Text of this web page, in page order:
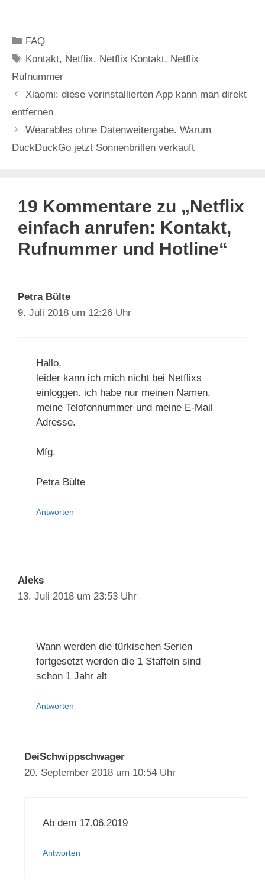
Kategorien
FAQ
Schlagwörter
Kontakt, Netflix, Netflix Kontakt, Netflix
Rufnummer
Xiaomi: diese vorinstallierten App kann man direkt
entfernen
Wearables ohne Datenweitergabe. Warum
DuckDuckGo jetzt Sonnenbrillen verkauft
19 Kommentare zu „Netflix
einfach anrufen: Kontakt,
Rufnummer und Hotline“
Petra Bülte
9. Juli 2018 um 12:26 Uhr
Hallo,
leider kann ich mich nicht bei Netflixs
einloggen. ich habe nur meinen Namen,
meine Telofonnummer und meine E-Mail
Adresse.
Mfg.
Petra Bülte
Antworten
Aleks
13. Juli 2018 um 23:53 Uhr
Wann werden die türkischen Serien
fortgesetzt werden die 1 Staffeln sind
schon 1 Jahr alt
Antworten
DeiSchwippschwager
20. September 2018 um 10:54 Uhr
Ab dem 17.06.2019
Antworten